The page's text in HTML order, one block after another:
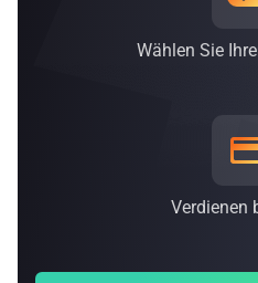
Wählen Sie
Verdienen